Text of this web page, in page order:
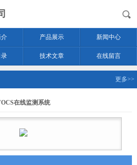
产品展示 新闻中心
录 技术文章 在线留言
更多>>
在线监测系统